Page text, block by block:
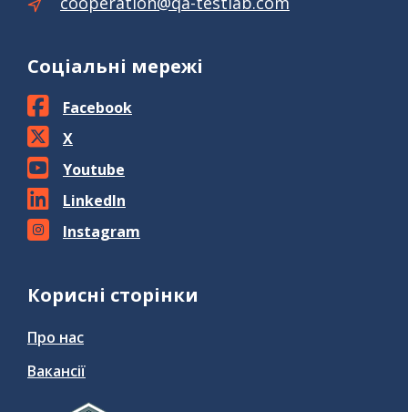
Соціальні мережі
Facebook
X
Youtube
LinkedIn
Instagram
Корисні сторінки
Про нас
Вакансії